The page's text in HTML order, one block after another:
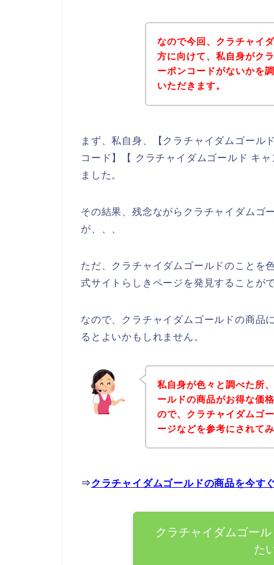
なので今回、クラチャイ
方に向けて、私自身がク
ーポンコードがないかを
いただきます。
まず、私自身、【クラチャイダムゴール
コード】【 クラチャイダムゴールド キ
ました。
その結果、残念ながらクラチャイダムゴ
が、、、
ただ、クラチャイダムゴールドのことを
式サイトらしきページを発見することが
なので、クラチャイダムゴールドの商品
るとよいかもしれません。
私自身が色々と調べた所
ールドの商品がお得な価
ので、クラチャイダムゴ
ージなどを参考にされて
⇒クラチャイダムゴールドの商品を今す
クラチャイダムゴー
た